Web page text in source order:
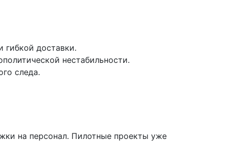
гибкой доставки.
нестабильности.
следа.
на персонал. Пилотные проекты уже